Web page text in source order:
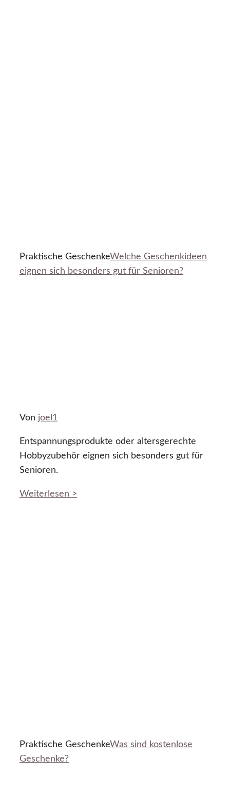
Praktische GeschenkeWelche Geschenkideen
eignen sich besonders gut für Senioren?
Von joel1
Entspannungsprodukte oder altersgerechte
Hobbyzubehör eignen sich besonders gut für
Senioren.
Weiterlesen >
Praktische GeschenkeWas sind kostenlose
Geschenke?